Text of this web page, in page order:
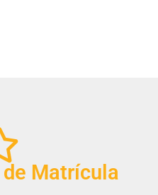
Matrícula